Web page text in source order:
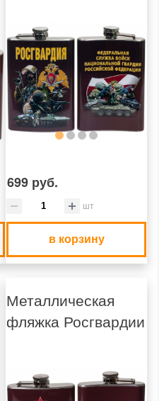
699 руб.
шт
в корзину
Металлическая
фляжка Росгвардии